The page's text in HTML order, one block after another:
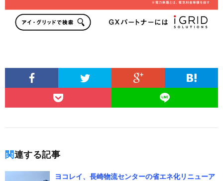
関連する記事
ヨコレイ、長崎物流センターの省エネ化リニューア